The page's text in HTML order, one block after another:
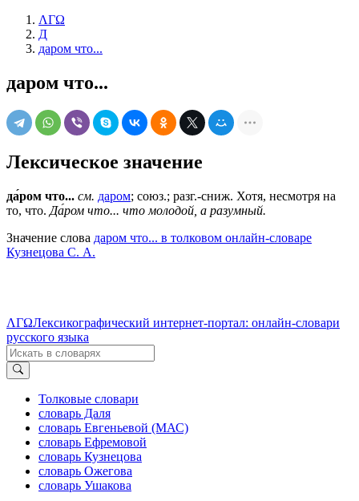
ΛΓΩ
Д
даром что...
даром что...
Лексическое значение
да́ром что... см. даром; союз.; разг.-сниж. Хотя, несмотря на
то, что. Да́ром что... что молодой, а разумный.
Значение слова даром что... в толковом онлайн-словаре
Кузнецова С. А.
ΛΓΩЛексикографический интернет-портал: онлайн-словари
русского языка
Толковые словари
словарь Даля
словарь Евгеньевой (МАС)
словарь Ефремовой
словарь Кузнецова
словарь Ожегова
словарь Ушакова